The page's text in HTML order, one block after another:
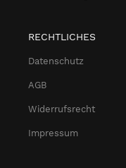
RECHTLICHES
Datenschutz
AGB
Widerrufsrecht
Impressum